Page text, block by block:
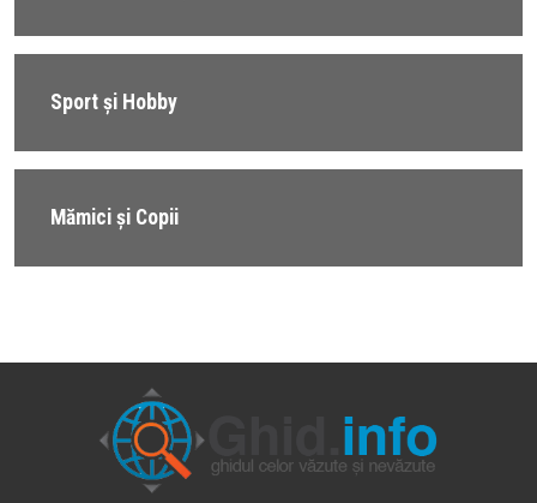
Sport și Hobby
Mămici și Copii